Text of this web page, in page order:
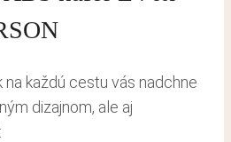
každú cestu vás nadchne
dizajnom, ale aj